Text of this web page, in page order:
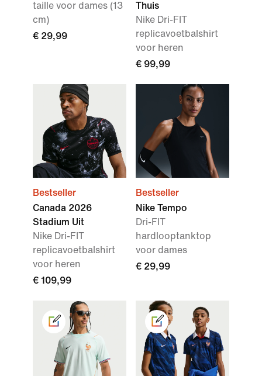
taille voor dames (13
cm)
€ 29,99
Thuis
Nike Dri-FIT
replicavoetbalshirt
voor heren
€ 99,99
Bestseller
Canada 2026
Stadium Uit
Nike Dri-FIT
replicavoetbalshirt
voor heren
€ 109,99
Bestseller
Nike Tempo
Dri-FIT
hardlooptanktop
voor dames
€ 29,99